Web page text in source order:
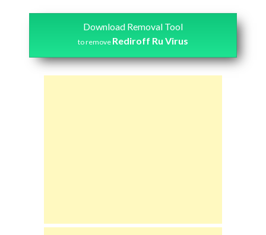
Download Removal Tool
to remove Rediroff Ru Virus